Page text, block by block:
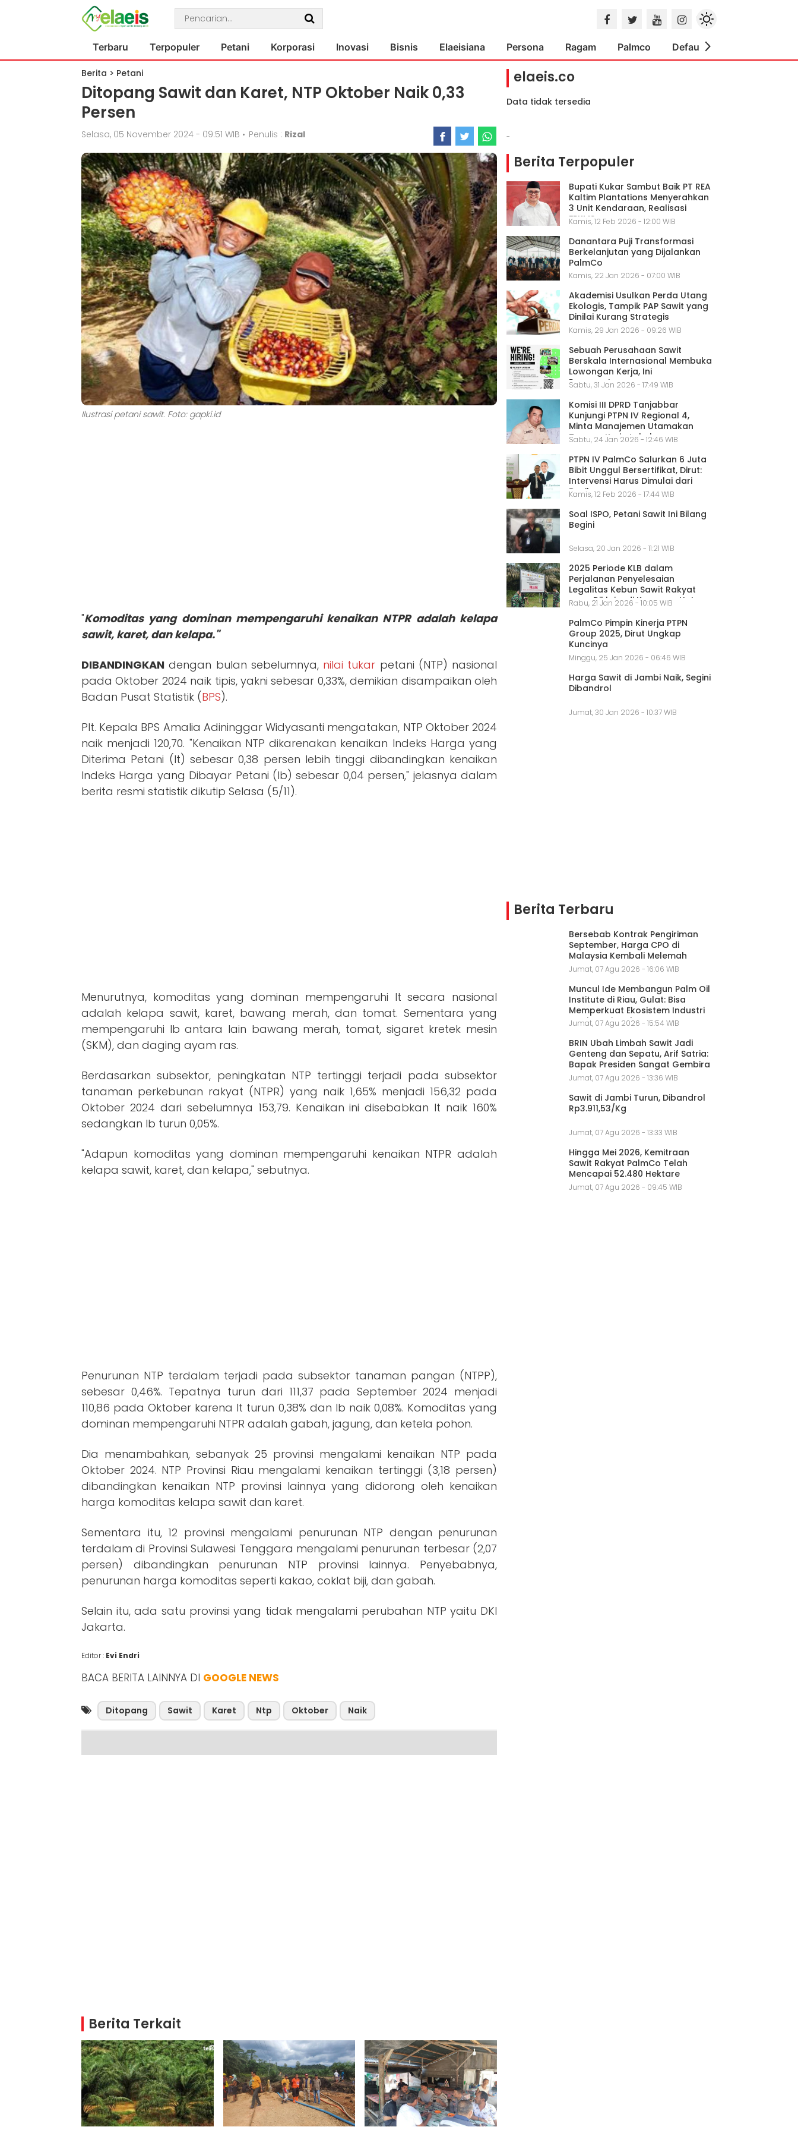
Terbaru Terpopuler Petani Korporasi Inovasi Bisnis Elaeisiana Persona Ragam Palmco Default
Berita > Petani
Ditopang Sawit dan Karet, NTP Oktober Naik 0,33
Persen
Selasa, 05 November 2024 - 09:51 WIB • Penulis : Rizal
Ilustrasi petani sawit. Foto: gapki.id
"Komoditas yang dominan mempengaruhi kenaikan NTPR adalah kelapa
sawit, karet, dan kelapa."
DIBANDINGKAN dengan bulan sebelumnya, nilai tukar petani (NTP) nasional
pada Oktober 2024 naik tipis, yakni sebesar 0,33%, demikian disampaikan oleh
Badan Pusat Statistik (BPS).
Plt. Kepala BPS Amalia Adininggar Widyasanti mengatakan, NTP Oktober 2024
naik menjadi 120,70. "Kenaikan NTP dikarenakan kenaikan Indeks Harga yang
Diterima Petani (It) sebesar 0,38 persen lebih tinggi dibandingkan kenaikan
Indeks Harga yang Dibayar Petani (Ib) sebesar 0,04 persen," jelasnya dalam
berita resmi statistik dikutip Selasa (5/11).
Menurutnya, komoditas yang dominan mempengaruhi It secara nasional
adalah kelapa sawit, karet, bawang merah, dan tomat. Sementara yang
mempengaruhi Ib antara lain bawang merah, tomat, sigaret kretek mesin
(SKM), dan daging ayam ras.
Berdasarkan subsektor, peningkatan NTP tertinggi terjadi pada subsektor
tanaman perkebunan rakyat (NTPR) yang naik 1,65% menjadi 156,32 pada
Oktober 2024 dari sebelumnya 153,79. Kenaikan ini disebabkan It naik 160%
sedangkan Ib turun 0,05%.
"Adapun komoditas yang dominan mempengaruhi kenaikan NTPR adalah
kelapa sawit, karet, dan kelapa," sebutnya.
Penurunan NTP terdalam terjadi pada subsektor tanaman pangan (NTPP),
sebesar 0,46%. Tepatnya turun dari 111,37 pada September 2024 menjadi
110,86 pada Oktober karena It turun 0,38% dan Ib naik 0,08%. Komoditas yang
dominan mempengaruhi NTPR adalah gabah, jagung, dan ketela pohon.
Dia menambahkan, sebanyak 25 provinsi mengalami kenaikan NTP pada
Oktober 2024. NTP Provinsi Riau mengalami kenaikan tertinggi (3,18 persen)
dibandingkan kenaikan NTP provinsi lainnya yang didorong oleh kenaikan
harga komoditas kelapa sawit dan karet.
Sementara itu, 12 provinsi mengalami penurunan NTP dengan penurunan
terdalam di Provinsi Sulawesi Tenggara mengalami penurunan terbesar (2,07
persen) dibandingkan penurunan NTP provinsi lainnya. Penyebabnya,
penurunan harga komoditas seperti kakao, coklat biji, dan gabah.
Selain itu, ada satu provinsi yang tidak mengalami perubahan NTP yaitu DKI
Jakarta.
Editor : Evi Endri
BACA BERITA LAINNYA DI GOOGLE NEWS
Ditopang Sawit Karet Ntp Oktober Naik
Berita Terkait
elaeis.co
Data tidak tersedia
-
Berita Terpopuler
Bupati Kukar Sambut Baik PT REA
Kaltim Plantations Menyerahkan
3 Unit Kendaraan, Realisasi
FPKMS
Kamis, 12 Feb 2026 - 12:00 WIB
Danantara Puji Transformasi
Berkelanjutan yang Dijalankan
PalmCo
Kamis, 22 Jan 2026 - 07:00 WIB
Akademisi Usulkan Perda Utang
Ekologis, Tampik PAP Sawit yang
Dinilai Kurang Strategis
Kamis, 29 Jan 2026 - 09:26 WIB
Sebuah Perusahaan Sawit
Berskala Internasional Membuka
Lowongan Kerja, Ini
Persyaratannya
Sabtu, 31 Jan 2026 - 17:49 WIB
Komisi III DPRD Tanjabbar
Kunjungi PTPN IV Regional 4,
Minta Manajemen Utamakan
Tenaga Kerja Lokal
Sabtu, 24 Jan 2026 - 12:46 WIB
PTPN IV PalmCo Salurkan 6 Juta
Bibit Unggul Bersertifikat, Dirut:
Intervensi Harus Dimulai dari
Benih
Kamis, 12 Feb 2026 - 17:44 WIB
Soal ISPO, Petani Sawit Ini Bilang
Begini
Selasa, 20 Jan 2026 - 11:21 WIB
2025 Periode KLB dalam
Perjalanan Penyelesaian
Legalitas Kebun Sawit Rakyat
yang Diklaim di Kawasan Hutan
Rabu, 21 Jan 2026 - 10:05 WIB
PalmCo Pimpin Kinerja PTPN
Group 2025, Dirut Ungkap
Kuncinya
Minggu, 25 Jan 2026 - 06:46 WIB
Harga Sawit di Jambi Naik, Segini
Dibandrol
Jumat, 30 Jan 2026 - 10:37 WIB
Berita Terbaru
Bersebab Kontrak Pengiriman
September, Harga CPO di
Malaysia Kembali Melemah
Jumat, 07 Agu 2026 - 16:06 WIB
Muncul Ide Membangun Palm Oil
Institute di Riau, Gulat: Bisa
Memperkuat Ekosistem Industri
Sawit Nasional
Jumat, 07 Agu 2026 - 15:54 WIB
BRIN Ubah Limbah Sawit Jadi
Genteng dan Sepatu, Arif Satria:
Bapak Presiden Sangat Gembira
Jumat, 07 Agu 2026 - 13:36 WIB
Sawit di Jambi Turun, Dibandrol
Rp3.911,53/Kg
Jumat, 07 Agu 2026 - 13:33 WIB
Hingga Mei 2026, Kemitraan
Sawit Rakyat PalmCo Telah
Mencapai 52.480 Hektare
Jumat, 07 Agu 2026 - 09:45 WIB